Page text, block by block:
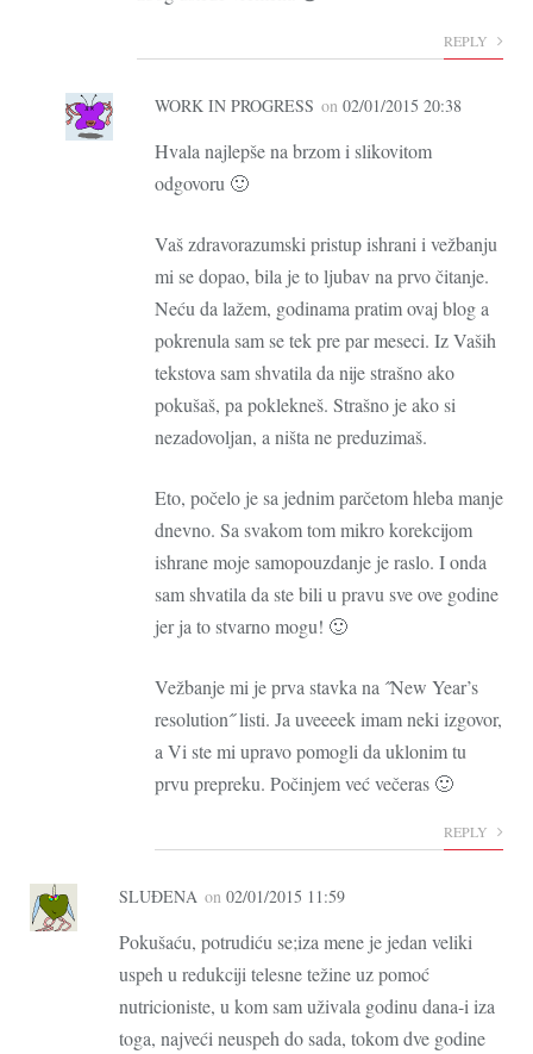
REPLY
WORK IN PROGRESS on 02/01/2015 20:38
Hvala najlepše na brzom i slikovitom
odgovoru 🙂
Vaš zdravorazumski pristup ishrani i vežbanju
mi se dopao, bila je to ljubav na prvo čitanje.
Neću da lažem, godinama pratim ovaj blog a
pokrenula sam se tek pre par meseci. Iz Vaših
tekstova sam shvatila da nije strašno ako
pokušaš, pa poklekneš. Strašno je ako si
nezadovoljan, a ništa ne preduzimaš.
Eto, počelo je sa jednim parčetom hleba manje
dnevno. Sa svakom tom mikro korekcijom
ishrane moje samopouzdanje je raslo. I onda
sam shvatila da ste bili u pravu sve ove godine
jer ja to stvarno mogu! 🙂
Vežbanje mi je prva stavka na ˝New Year’s
resolution˝ listi. Ja uveeeek imam neki izgovor,
a Vi ste mi upravo pomogli da uklonim tu
prvu prepreku. Počinjem već večeras 🙂
REPLY
SLUĐENA on 02/01/2015 11:59
Pokušaću, potrudiću se;iza mene je jedan veliki
uspeh u redukciji telesne težine uz pomoć
nutricioniste, u kom sam uživala godinu dana-i iza
toga, najveći neuspeh do sada, tokom dve godine